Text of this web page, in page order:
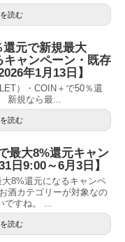
読む
還元で新規最大
キャンペーン・既存
年1月13日】
）・COIN＋で50％還
新規なら最...
読む
最大8%還元キャン
日9:00～6月3日】
8%還元になるキャンペ
酒カテゴリーが対象なの
すね。 ...
読む